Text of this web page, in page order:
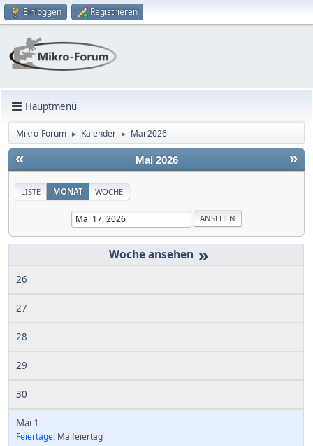
Einloggen Registrieren
Hauptmenü
Mikro-Forum ► Kalender ► Mai 2026
« »
Mai 2026
LISTE MONAT WOCHE
»
26
27
28
29
30
Mai 1
Feiertage: Maifeiertag